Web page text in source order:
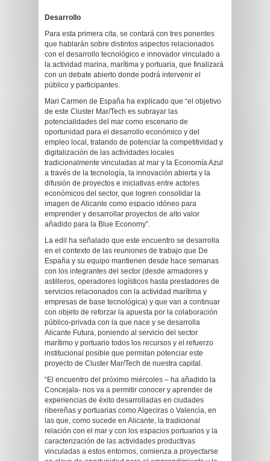
Desarrollo
Para esta primera cita, se contará con tres ponentes
que hablarán sobre distintos aspectos relacionados
con el desarrollo tecnológico e innovador vinculado a
la actividad marina, marítima y portuaria, que finalizará
con un debate abierto donde podrá intervenir el
público y participantes.
Mari Carmen de España ha explicado que “el objetivo
de este Cluster Mar/Tech es subrayar las
potencialidades del mar como escenario de
oportunidad para el desarrollo económico y del
empleo local, tratando de potenciar la competitividad y
digitalización de las actividades locales
tradicionalmente vinculadas al mar y la Economía Azul
a través de la tecnología, la innovación abierta y la
difusión de proyectos e iniciativas entre actores
económicos del sector, que logren consolidar la
imagen de Alicante como espacio idóneo para
emprender y desarrollar proyectos de alto valor
añadido para la Blue Economy”.
La edil ha señalado que este encuentro se desarrolla
en el contexto de las reuniones de trabajo que De
España y su equipo mantienen desde hace semanas
con los integrantes del sector (desde armadores y
astilleros, operadores logísticos hasta prestadores de
servicios relacionados con la actividad marítima y
empresas de base tecnológica) y que van a continuar
con objeto de reforzar la apuesta por la colaboración
público-privada con la que nace y se desarrolla
Alicante Futura, poniendo al servicio del sector
marítimo y portuario todos los recursos y el refuerzo
institucional posible que permitan potenciar este
proyecto de Cluster Mar/Tech de nuestra capital.
“El encuentro del próximo miércoles – ha añadido la
Concejala- nos va a permitir conocer y aprender de
experiencias de éxito desarrolladas en ciudades
ribereñas y portuarias como Algeciras o Valencia, en
las que, como sucede en Alicante, la tradicional
relación con el mar y con los espacios portuarios y la
caracterización de las actividades productivas
vinculadas a estos entornos, comienza a proyectarse